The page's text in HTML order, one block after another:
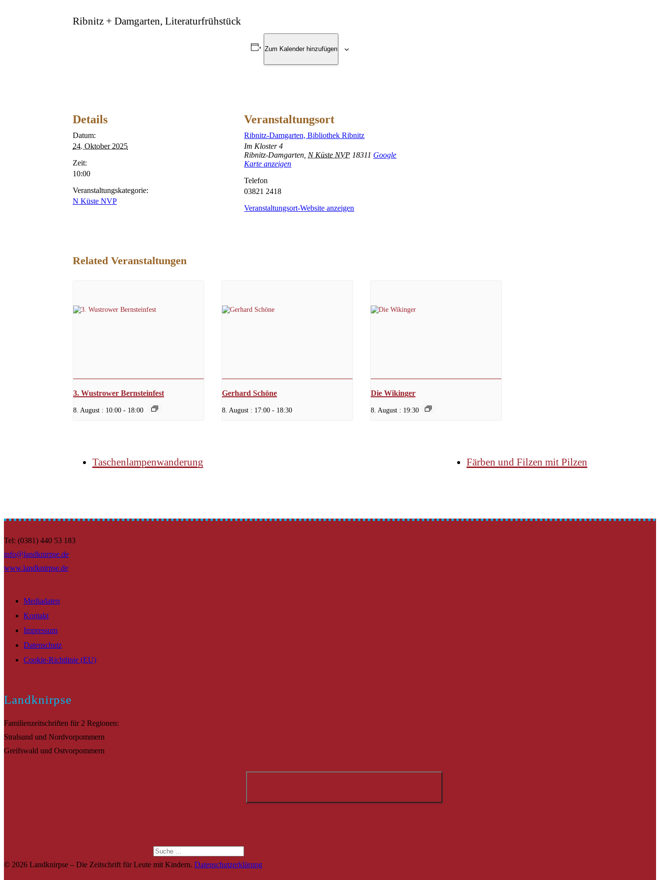
Ribnitz + Damgarten, Literaturfrühstück
Zum Kalender hinzufügen
Details
Datum:
24. Oktober 2025
Zeit:
10:00
Veranstaltungskategorie:
N Küste NVP
Veranstaltungsort
Ribnitz-Damgarten, Bibliothek Ribnitz
Im Kloster 4
Ribnitz-Damgarten N Küste NVP 18311 Google
Karte anzeigen
Telefon
03821 2418
Veranstaltungsort-Website anzeigen
Related Veranstaltungen
3. Wustrower Bernsteinfest
8. August : 10:00 - 18:00
Gerhard Schöne
8. August : 17:00 - 18:30
Die Wikinger
8. August : 19:30
Taschenlampenwanderung Färben und Filzen mit Pilzen
Tel: (0381) 440 53 183
info@landknirpse.de
www.landknirpse.de
Mediadaten
Kontakt
Impressum
Datenschutz
Cookie-Richtlinie (EU)
Landknirpse
Familienzeitschriften für 2 Regionen:
Stralsund und Nordvorpommern
Greifswald und Ostvorpommern
© 2026 Landknirpse – Die Zeitschrift für Leute mit Kindern. Datenschutzerklärung